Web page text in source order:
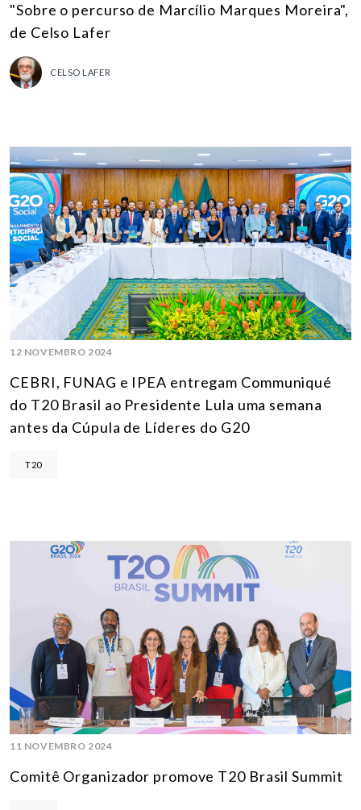
"Sobre o percurso de Marcílio Marques Moreira",
de Celso Lafer
CELSO LAFER
12 NOVEMBRO 2024
CEBRI, FUNAG e IPEA entregam Communiqué
do T20 Brasil ao Presidente Lula uma semana
antes da Cúpula de Líderes do G20
T20
11 NOVEMBRO 2024
Comitê Organizador promove T20 Brasil Summit